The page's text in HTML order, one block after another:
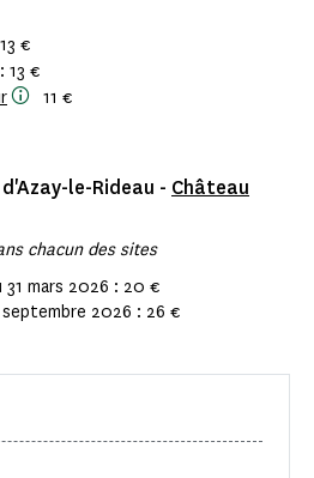
€
: 13 €
11 €
le-Rideau - Château
chacun des sites
mars 2026 : 20 €
2026 : 26 €